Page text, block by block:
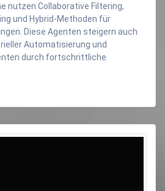
nutzen Collaborative Filtering,
und Hybrid-Methoden für
Diese Agenten steigern auch
Automatisierung und
durch fortschrittliche